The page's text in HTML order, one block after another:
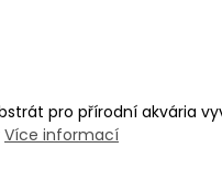
pro přírodní akvária
Více informací